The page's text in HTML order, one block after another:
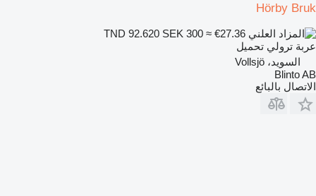
Hörby Bruk
SEK 300 ≈ €27.36
عربة ترولي تحميل
السويد، Vollsjö
Blinto AB
الاتصال بالبائع